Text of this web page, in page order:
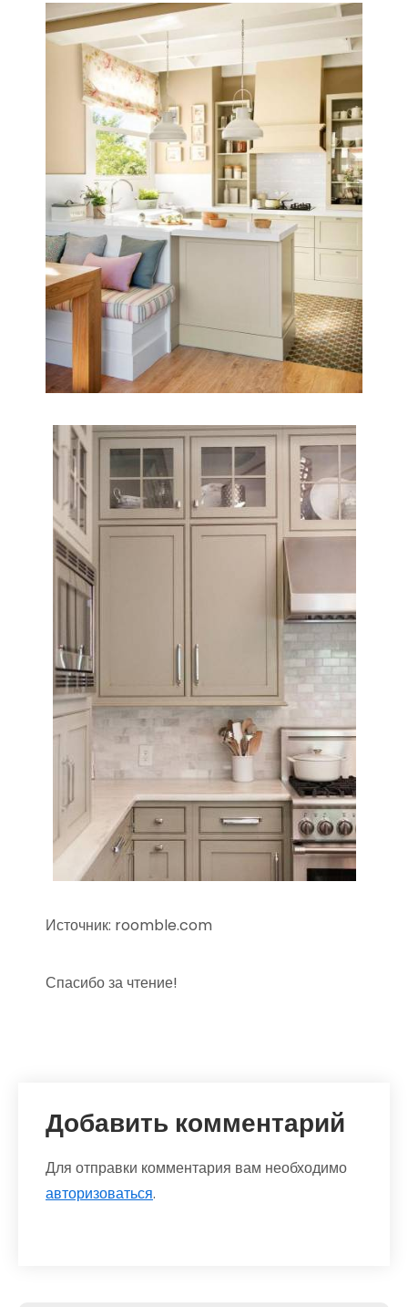
Источник: roomble.com
Спасибо за чтение!
Добавить комментарий
Для отправки комментария вам необходимо
авторизоваться.